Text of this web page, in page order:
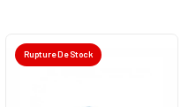
Rupture De Stock